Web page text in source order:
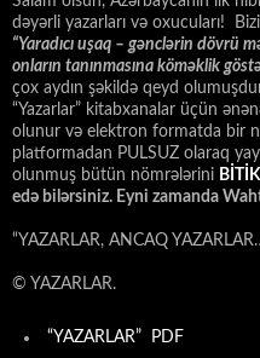
dəyərli yazarları və oxucuları!
“Yaradıcı uşaq – gәnclәrin dövrü
onların tanınmasına kömәklik
çox aydın şəkildə qeyd
“Yazarlar” kitabxanalar üçün
olunur və elektron formatda bir
platformadan PULSUZ olaraq
olunmuş bütün nömrələrini
edə bilərsiniz. Eyni zamanda
“YAZARLAR, ANCAQ
© YAZARLAR.
“YAZARLAR” PDF